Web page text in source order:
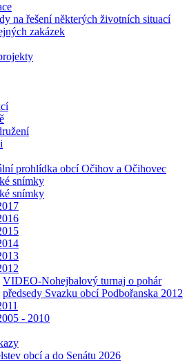
na řešení některých životních situací
zakázek
prohlídka obcí Očihov a Očihovec
snímky
snímky
VIDEO-Nohejbalový turnaj o pohár
předsedy Svazku obcí Podbořanska 2012
- 2010
obcí a do Senátu 2026